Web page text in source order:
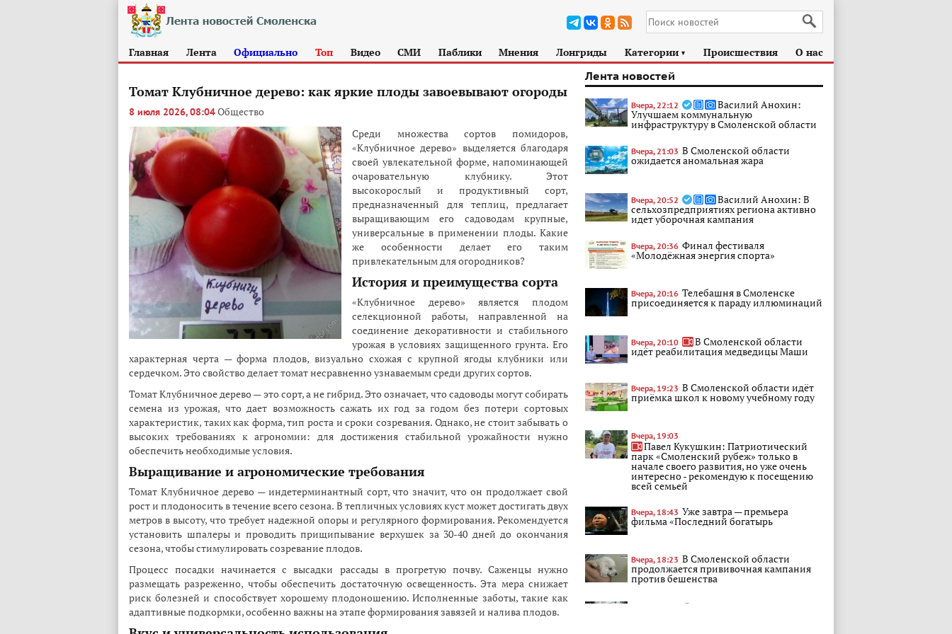
Главная Лента Официально Топ Видео СМИ Паблики Мнения Лонгриды Категории ► Происшествия О нас
Томат Клубничное дерево: как яркие плоды завоевывают огороды
8 июля 2026, 08:04Общество
Среди множества сортов помидоров,
«Клубничное дерево» выделяется благодаря
своей увлекательной форме, напоминающей
очаровательную клубнику. Этот
высокорослый и продуктивный сорт,
предназначенный для теплиц, предлагает
выращивающим его садоводам крупные,
универсальные в применении плоды. Какие
же особенности делает его таким
привлекательным для огородников?
История и преимущества сорта
«Клубничное дерево» является плодом
селекционной работы, направленной на
соединение декоративности и стабильного
урожая в условиях защищенного грунта. Его
характерная черта — форма плодов, визуально схожая с крупной ягоды клубники или
сердечком. Это свойство делает томат несравненно узнаваемым среди других сортов.
Томат Клубничное дерево — это сорт, а не гибрид. Это означает, что садоводы могут собирать
семена из урожая, что дает возможность сажать их год за годом без потери сортовых
характеристик, таких как форма, тип роста и сроки созревания. Однако, не стоит забывать о
высоких требованиях к агрономии: для достижения стабильной урожайности нужно
обеспечить необходимые условия.
Выращивание и агрономические требования
Томат Клубничное дерево — индетерминантный сорт, что значит, что он продолжает свой
рост и плодоносить в течение всего сезона. В тепличных условиях куст может достигать двух
метров в высоту, что требует надежной опоры и регулярного формирования. Рекомендуется
установить шпалеры и проводить прищипывание верхушек за 30-40 дней до окончания
сезона, чтобы стимулировать созревание плодов.
Процесс посадки начинается с высадки рассады в прогретую почву. Саженцы нужно
размещать разреженно, чтобы обеспечить достаточную освещенность. Эта мера снижает
риск болезней и способствует хорошему плодоношению. Исполненные заботы, такие как
адаптивные подкормки, особенно важны на этапе формирования завязей и налива плодов.
Лента новостей
Вчера, 22:12 Василий Анохин:
Улучшаем коммунальную
инфраструктуру в Смоленской области
Вчера, 21:03 В Смоленской области
ожидается аномальная жара
Вчера, 20:52 Василий Анохин: В
сельхозпредприятиях региона активно
идет уборочная кампания
Вчера, 20:36 Финал фестиваля
«Молодёжная энергия спорта»
Вчера, 20:16 Телебашня в Смоленске
присоединяется к параду иллюминаций
Вчера, 20:10 В Смоленской области
идёт реабилитация медведицы Маши
Вчера, 19:23 В Смоленской области идёт
приёмка школ к новому учебному году
Вчера, 19:03
Павел Кукушкин: Патриотический
парк «Смоленский рубеж» только в
начале своего развития, но уже очень
интересно - рекомендую к посещению
всей семьей
Вчера, 18:43 Уже завтра — премьера
фильма «Последний богатырь
Вчера, 18:23 В Смоленской области
продолжается прививочная кампания
против бешенства